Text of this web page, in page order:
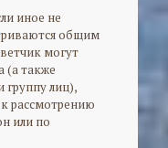
иное не
общим
могут
(а также
группу лиц),
рассмотрению
или по